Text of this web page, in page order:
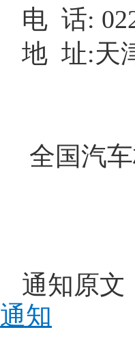
电 话:
地 址:天
全国汽
通知原文
通知